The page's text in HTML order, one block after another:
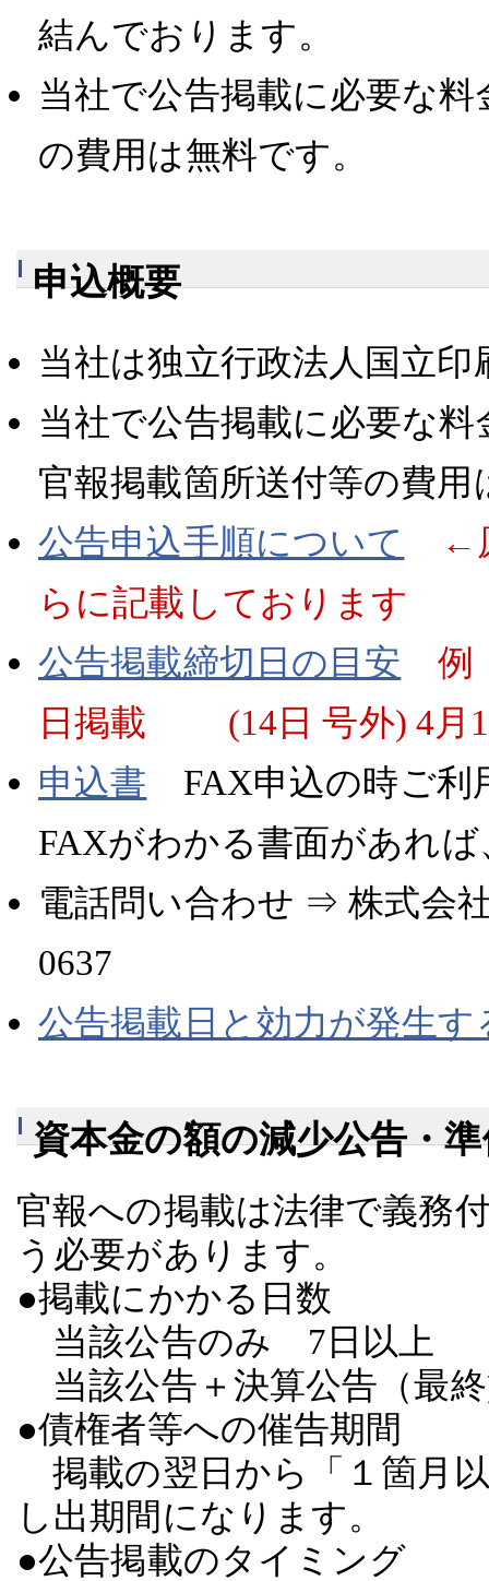
結んでおります。
当社で公告掲載に必要な
の費用は無料です。
申込概要
当社は独立行政法人国立
当社で公告掲載に必要な
官報掲載箇所送付等の費用
公告申込手順について
←
らに記載しております
公告掲載締切日の目安
例
日掲載 (14日 号外) 4月1
申込書 FAX申込の時ご利
FAXがわかる書面があれ
電話問い合わせ ⇒ 株式会
0637
公告掲載日と効力が発生
資本金の額の減少公告・
官報への掲載は法律で義務
う必要があります。
●掲載にかかる日数
当該公告のみ 7日以上
当該公告＋決算公告（最
●債権者等への催告期間
掲載の翌日から「１箇月
し出期間になります。
●公告掲載のタイミング